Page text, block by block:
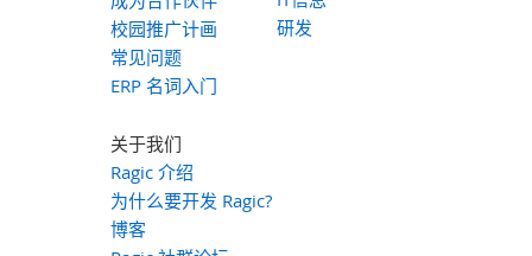
校园推广计画
常见问题
ERP 名词入门
研发
关于我们
Ragic 介绍
为什么要开发 Ragic?
博客